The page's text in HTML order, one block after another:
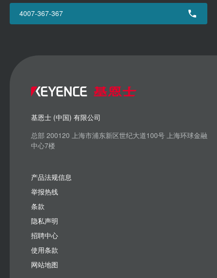
4007-367-367
基恩士 (中国) 有限公司
总部 200120 上海市浦东新区世纪大道100号 上海环球金融
中心7楼
产品法规信息
举报热线
条款
隐私声明
招聘中心
使用条款
网站地图